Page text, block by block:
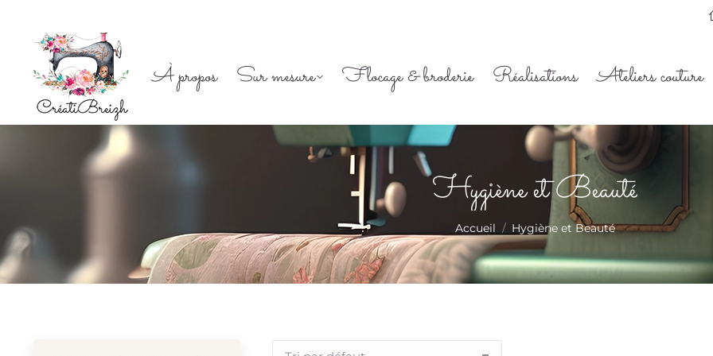
À propos Sur mesure Flocage & broderie Réalisations Ateliers couture
Hygiène et Beauté
Vous êtes ici :
Accueil Hygiène et Beauté